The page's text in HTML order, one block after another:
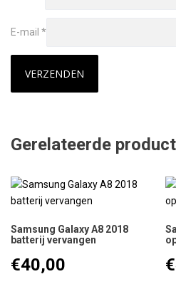
E-mail *
Gerelateerde
Samsung Galaxy A8 2018
batterij vervangen
€40,00 €